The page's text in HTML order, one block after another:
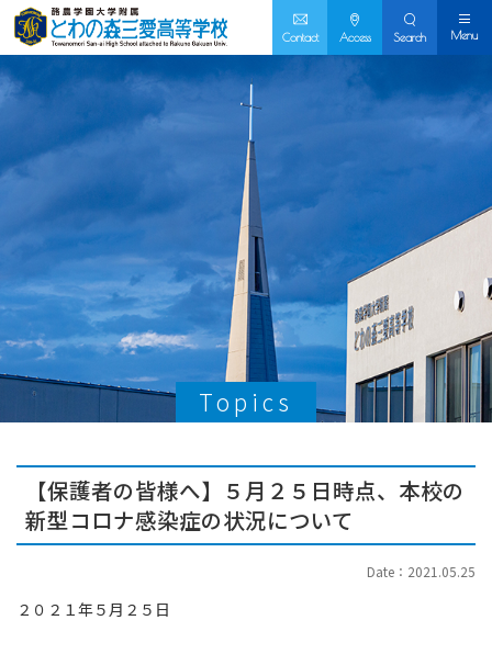
Contact Access Search Menu
Topics
【保護者の皆様へ】５月２５日時点、本校の
新型コロナ感染症の状況について
Date：2021.05.25
２０２１年５月２５日